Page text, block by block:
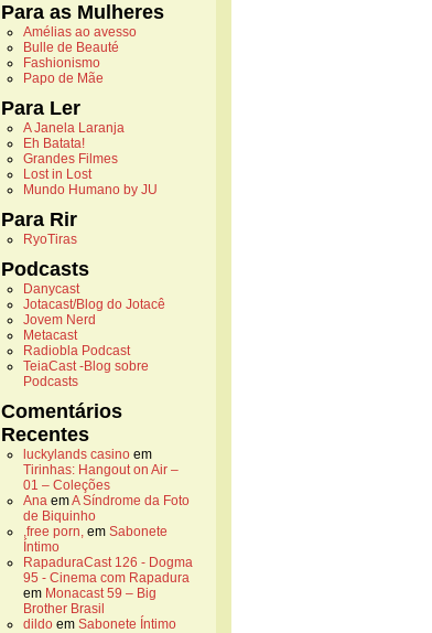
Para as Mulheres
Amélias ao avesso
Bulle de Beauté
Fashionismo
Papo de Mãe
Para Ler
A Janela Laranja
Eh Batata!
Grandes Filmes
Lost in Lost
Mundo Humano by JU
Para Rir
RyoTiras
Podcasts
Danycast
Jotacast/Blog do Jotacê
Jovem Nerd
Metacast
Radiobla Podcast
TeiaCast -Blog sobre
Podcasts
Comentários
Recentes
luckylands casino em
Tirinhas: Hangout on Air –
01 – Coleções
Ana emA Síndrome da Foto
de Biquinho
,free porn, em Sabonete
Íntimo
RapaduraCast 126 - Dogma
95 - Cinema com Rapadura
em Monacast 59 – Big
Brother Brasil
dildo em Sabonete Íntimo